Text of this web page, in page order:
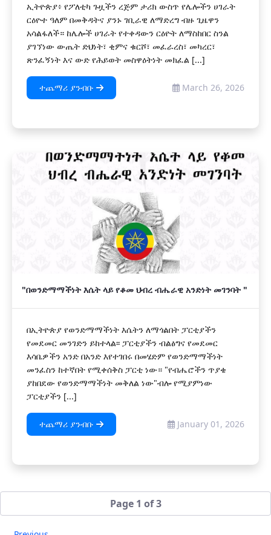
ኢትዮጵያ፥ የፖለቲካ ጉዟችን ረጅም ታሪክ ውስጥ የሌሎችን ሀገራት
ርዕዮተ ዓለም በመቅዳትና ያንኑ ገቢራዊ ለማድረግ ብዙ ጊዜዋን
አሳልፋለች። ከሌሎች ሀገራት የተቀዳውን ርዕዮት ለማስከበር ስንል
ያገኘነው ውጤት ድህነት፣ ቂምና ቁርሾ፣ መፈራረስ፣ መካረር፣
ጽንፈኝነት እና ውድ የሕይወት መስዋዕትነት መክፈል [...]
ተጨማሪ ያንብቡ March 26, 2026
"በወንድማማችነት እሴት ላይ የቆመ ህብረ ብሔራዊ አንድነት መገንባት "
በኢትዮጵያ የወንድማማችነት እሴትን ለማጎልበት ፓርቲያችን
የመደመር መንገድን ይከተላል፡፡ ፓርቲያችን ብልፅግና የመደመር
እሳቤዎችን አንድ በአንድ እየተገበሩ በመሄድም የወንድማማችነት
መንፈስን ከተኛበት የሚቀሰቅስ ፓርቲ ነው። "የብሔሮችን ጥያቄ
ያከበደው የወንድማማችነት መቅለል ነው"ብሎ የሚያምነው
ፓርቲያችን [...]
ተጨማሪ ያንብቡ January 01, 2026
Page 1 of 3